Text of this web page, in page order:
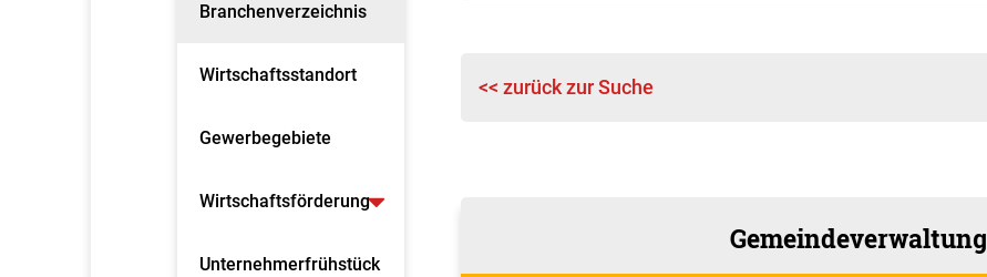
Branchenverzeichnis
Wirtschaftsstandort
Gewerbegebiete
Wirtschaftsförderung
Unternehmerfrühstück
<< zurück zur Suche
Gemeindeverwaltung